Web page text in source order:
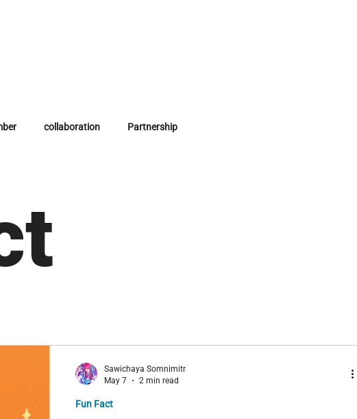
collaboration Partnership
Fun Fact
Sawichaya Somnimitr
May 7
2 min read